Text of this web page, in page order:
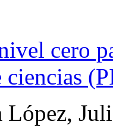
cero
ciencias
López,